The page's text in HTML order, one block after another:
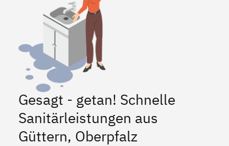
Gesagt - getan! Schnelle
Sanitärleistungen aus
Güttern, Oberpfalz